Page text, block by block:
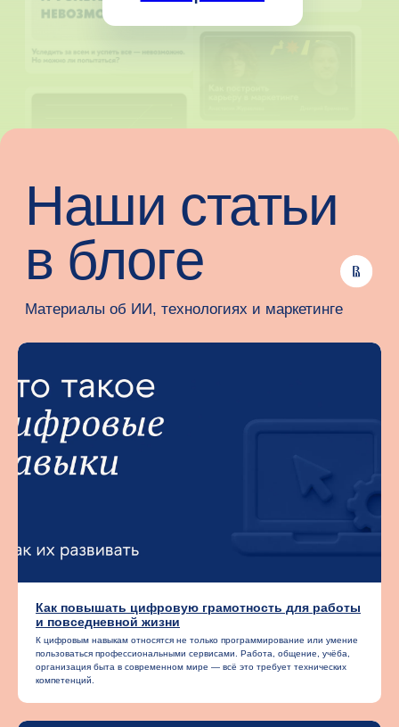
Как повышать цифровую грамотность для работы
и повседневной жизни
К цифровым навыкам относятся не только программирование или умение
пользоваться профессиональными сервисами. Работа, общение, учёба,
организация быта в современном мире — всё это требует технических
компетенций.
Задать вопрос
Я подтверждаю, что лично ознакомился (-ась) с